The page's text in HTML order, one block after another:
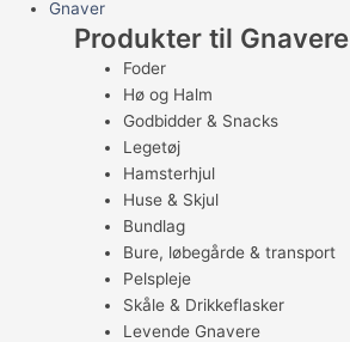
Gnaver
Produkter til Gnavere
Foder
Hø og Halm
Godbidder & Snacks
Legetøj
Hamsterhjul
Huse & Skjul
Bundlag
Bure, løbegårde & transport
Pelspleje
Skåle & Drikkeflasker
Levende Gnavere